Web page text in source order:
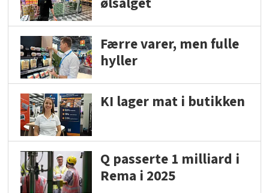
Færre varer, men fulle
hyller
KI lager mat i butikken
Q passerte 1 milliard i
Rema i 2025